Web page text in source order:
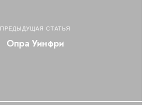
ПРЕДЫДУЩАЯ СТАТЬЯ
Опра Уинфри